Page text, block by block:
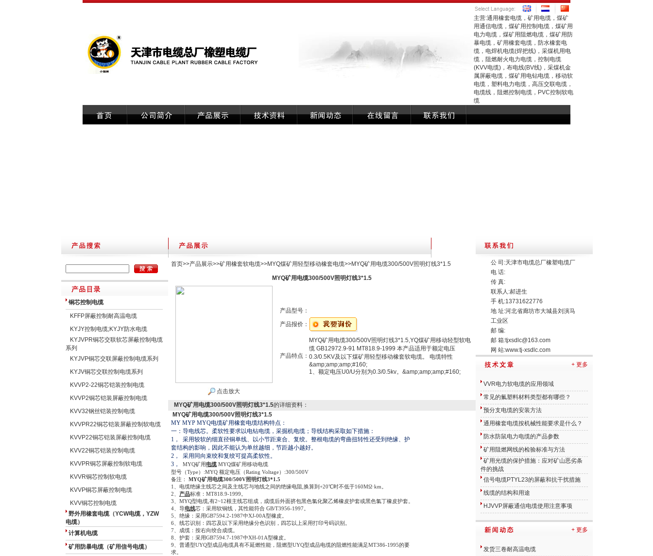
主营:通用橡套电缆，矿用电缆，煤矿
用通信电缆，煤矿用控制电缆，煤矿用
电力电缆，煤矿用阻燃电缆，煤矿用防
暴电缆，矿用橡套电缆，防水橡套电
缆，电焊机电缆(焊把线)，采煤机用电
缆，阻燃耐火电力电缆，控制电缆
(KVV电缆)，布电线(BV线)，采煤机金
属屏蔽电缆，煤矿用电钻电缆，移动软
电缆，塑料电力电缆，高压交联电缆，
电缆线，阻燃控制电缆，PVC控制软电
缆
铜芯控制电缆
KFFP屏蔽控制耐高温电缆
KYJY控制电缆;KYJY防水电缆
KYJVPR铜芯交联软芯屏蔽控制电缆
系列
KYJVP铜芯交联屏蔽控制电缆系列
KYJV铜芯交联控制电缆系列
KVVP2-22铜芯铠装控制电缆
KVVP2铜芯铠装屏蔽控制电缆
KVV32钢丝铠装控制电缆
KVVPR22铜芯铠装屏蔽控制软电缆
KVVP22铜芯铠装屏蔽控制电缆
KVV22铜芯铠装控制电缆
KVVPR铜芯屏蔽控制软电缆
KVVR铜芯控制软电缆
KVVP铜芯屏蔽控制电缆
KVV铜芯控制电缆
野外用橡套电缆（YCW电缆，YZW
电缆）
计算机电缆
矿用防暴电缆（矿用信号电缆）
首页>>产品展示>>矿用橡套软电缆>>MYQ煤矿用轻型移动橡套电缆>>MYQ矿用电缆300/500V照明灯线3*1.5
MYQ矿用电缆300/500V照明灯线3*1.5
点击放大
产品型号：
产品报价：
产品特点：
MYQ矿用电缆300/500V照明灯线3*1.5,YQ煤矿用移动轻型软电
缆 GB12972.9-91 MT818.9-1999 本产品适用于额定电压
0.3/0.5KV及以下煤矿用轻型移动橡套软电缆。 电缆特性
&amp;amp;amp;#160;
1、额定电压U0/U分别为0.3/0.5kv。&amp;amp;amp;#160;
MYQ矿用电缆300/500V照明灯线3*1.5的详细资料：
MYQ矿用电缆300/500V照明灯线3*1.5
MY MYP MYQ电缆矿用橡套电缆结构特点：
一：导电线芯。柔软性要求以电钻电缆，采掘机电缆；导线结构采取如下措施：
1 ，
采用较软的细直径铜单线、以小节距束合、复绞。整根电缆的弯曲扭转性还受到绝缘、护
套结构的影响，因此不能认为单丝越细，节距越小越好。
2 ，
采用同向束绞和复绞可提高柔软性。
3 ， MYQ矿用电缆 MYQ煤矿用移动电缆
型号（Type） :MYQ 额定电压（Rating Voltage） :300/500V
备注：
MYQ矿用电缆300/500V照明灯线3*1.5
1
、电缆绝缘主线芯之间及主线芯与地线之间的绝缘电阻 换算到+20℃时不低于160MΩ·km
2
产品标准： MT818.9-1999
3
MYQ型电缆 有2~12根主线芯组成，成缆后外面挤包黑色氯化聚乙烯橡皮护套或黑色氯丁橡皮护套。
4 、导电线芯：采用软铜线，其性能符合 GB/T3956-1997
5 、绝缘：采用GB7594.2-1987中XJ-00A型橡皮。
6 、线芯识别：四芯及以下采用绝缘分色识别，四芯以上采用打印号码识别。
7 、成缆：按右向绞合成缆。
8 、护套：采用GB7594.7-1987中XH-01A型橡皮。
9 、普通型UYQ型成品电缆具有不延燃性能，阻燃型UYQ型成品电缆的阻燃性能满足MT386-1995的要
求。
公 司:天津市电缆总厂橡塑电缆厂
电 话:
传 真:
联系人:郝进生
手 机:13731622776
地 址:河北省廊坊市大城县刘演马
工业区
邮 编:
邮 箱:tjxsdlc@163.com
网 站:www.tj-xsdlc.com
+ 更多
VVR电力软电缆的应用领域
常见的氟塑料材料类型都有哪些？
预分支电缆的安装方法
通用橡套电缆按机械性能要求是什么？
防水防鼠电力电缆的产品参数
矿用阻燃网线的检验标准与方法
矿用光缆的保护措施：应对矿山恶劣条
件的挑战
信号电缆PTYL23的屏蔽和抗干扰措施
线缆的结构和用途
HJVVP屏蔽通信电缆使用注意事项
+ 更多
发货三卷耐高温电缆